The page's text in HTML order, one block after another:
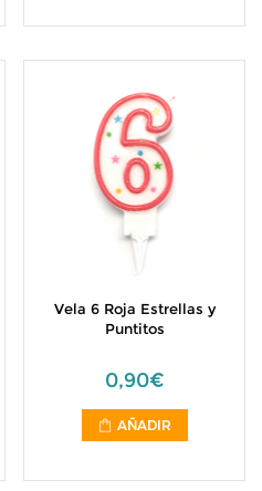
Vela 6 Roja Estrellas y
Puntitos
0,90€
AÑADIR